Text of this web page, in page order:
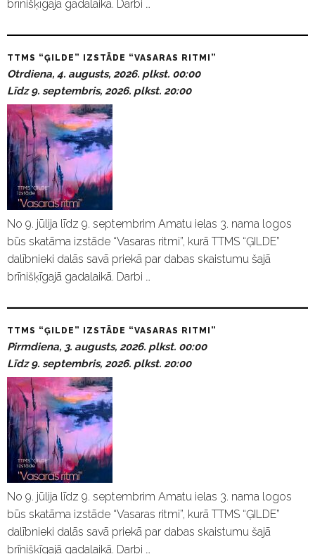
brīnišķīgajā gadalaikā. Darbi …
TTMS “ĢILDE” IZSTĀDE “VASARAS RITMI”
Otrdiena, 4. augusts, 2026. plkst. 00:00
Līdz 9. septembris, 2026. plkst. 20:00
No 9. jūlija līdz 9. septembrim Amatu ielas 3. nama logos
būs skatāma izstāde “Vasaras ritmi”, kurā TTMS “ĢILDE”
dalībnieki dalās savā priekā par dabas skaistumu šajā
brīnišķīgajā gadalaikā. Darbi …
TTMS “ĢILDE” IZSTĀDE “VASARAS RITMI”
Pirmdiena, 3. augusts, 2026. plkst. 00:00
Līdz 9. septembris, 2026. plkst. 20:00
No 9. jūlija līdz 9. septembrim Amatu ielas 3. nama logos
būs skatāma izstāde “Vasaras ritmi”, kurā TTMS “ĢILDE”
dalībnieki dalās savā priekā par dabas skaistumu šajā
brīnišķīgajā gadalaikā. Darbi …